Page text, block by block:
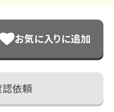
お気に入りに追加
依頼